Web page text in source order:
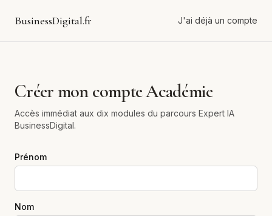
BusinessDigital.fr J'ai déjà un compte
Créer mon compte Académie
Accès immédiat aux dix modules du parcours Expert IA
BusinessDigital.
Prénom
Nom